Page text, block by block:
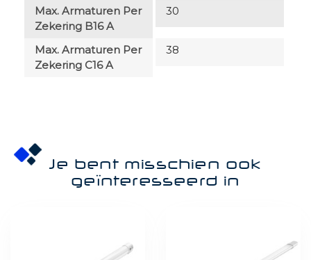
Max. Armaturen Per
Zekering B16 A
30
Max. Armaturen Per
Zekering C16 A
38
Je bent misschien ook
geïnteresseerd in